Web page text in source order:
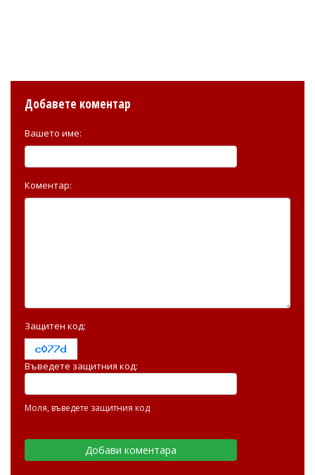
Добавете коментар
Вашето име:
Коментар:
Защитен код:
Въведете защитния код:
Моля, въведете защитния код